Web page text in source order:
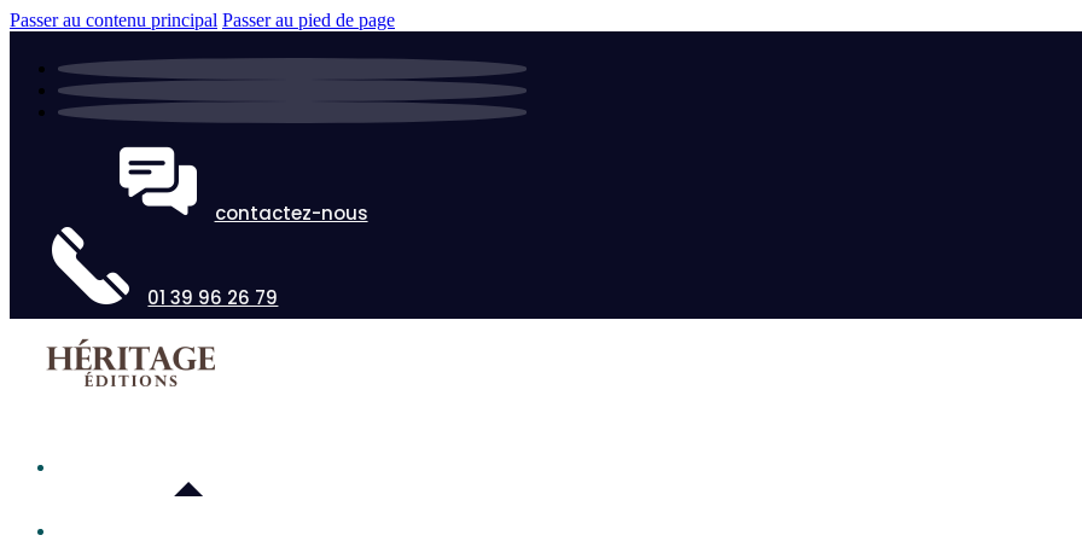
Passer au contenu principal Passer au pied de page
contactez-nous
01 39 96 26 79